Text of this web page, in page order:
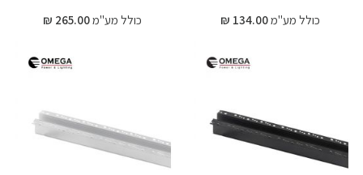
כולל מע"מ134.00 ₪
כולל מע"מ265.00 ₪